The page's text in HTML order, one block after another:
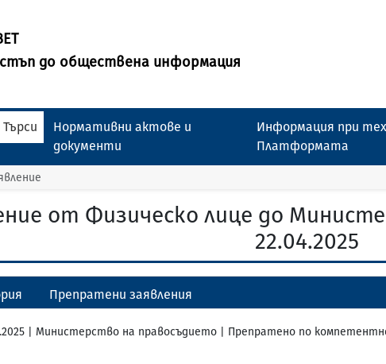
до обществена информация
Търси
Нормативни актове и
документи
Информация при
Платформата
от Физическо лице до
22.04.2025
Препратени заявления
| Министерство на правосъдието | Препратено по